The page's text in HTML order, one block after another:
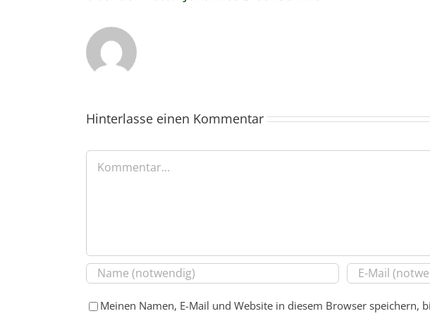
Hinterlasse einen Kommentar
Kommentar
Meinen Namen, E-Mail und Website in diesem Browser speichern,